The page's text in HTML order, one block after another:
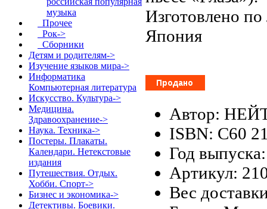
музыка
Прочее
Рок->
Сборники
Детям и родителям->
Изучение языков мира->
Информатика
Компьютерная литература
Искусство. Культура->
Медицина.
Здравоохранение->
Наука. Техника->
Постеры. Плакаты.
Календари. Нетекстовые
издания
Путешествия. Отдых.
Хобби. Спорт->
Бизнес и экономика->
Детективы. Боевики.
Изготовлено
Япония
Автор:
ISBN: С60
Год
Артикул:
Вес